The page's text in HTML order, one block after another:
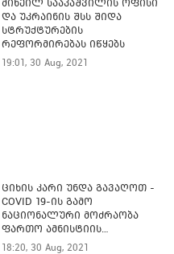
და უკრაინის შსს შიდა
სტრუქტურების
რეფორმირებას იწყებს
19:01, 30 Aug, 2021
ციხის კარი უნდა გავაღოთ -
COVID 19-ის გამო
ნაციონალური მოძრაობა
ფართო ამნისტიის
ინიციატივით გამოდის
18:20, 30 Aug, 2021